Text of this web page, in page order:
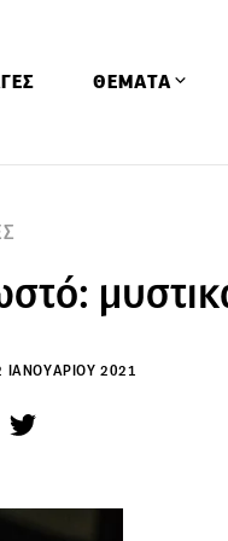
ΘΕΜΑΤΑ
Ειδήσεις
Έρευνες
ΙΑΝΟΥΑΡΙΟΥ 2021